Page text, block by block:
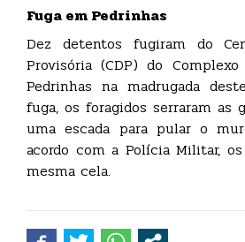
Fuga em Pedrinhas
Dez detentos fugiram do
Provisória (CDP) do
Pedrinhas na madrugada
fuga, os foragidos serraram as
uma escada para pular o
acordo com a Polícia Militar,
mesma cela.